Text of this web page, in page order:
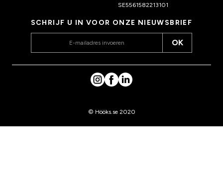
SE5561582213101
SCHRIJF U IN VOOR ONZE NIEUWSBRIEF
OK
© Hööks.se 2020